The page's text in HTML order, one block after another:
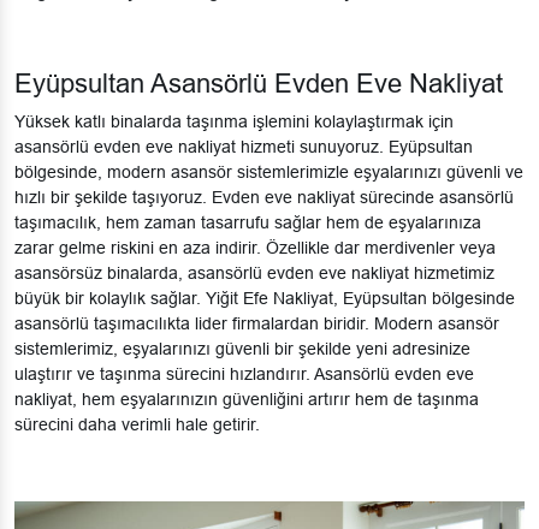
Eyüpsultan Asansörlü Evden Eve Nakliyat
Yüksek katlı binalarda taşınma işlemini kolaylaştırmak için
asansörlü evden eve nakliyat hizmeti sunuyoruz. Eyüpsultan
bölgesinde, modern asansör sistemlerimizle eşyalarınızı güvenli ve
hızlı bir şekilde taşıyoruz. Evden eve nakliyat sürecinde asansörlü
taşımacılık, hem zaman tasarrufu sağlar hem de eşyalarınıza
zarar gelme riskini en aza indirir. Özellikle dar merdivenler veya
asansörsüz binalarda, asansörlü evden eve nakliyat hizmetimiz
büyük bir kolaylık sağlar. Yiğit Efe Nakliyat, Eyüpsultan bölgesinde
asansörlü taşımacılıkta lider firmalardan biridir. Modern asansör
sistemlerimiz, eşyalarınızı güvenli bir şekilde yeni adresinize
ulaştırır ve taşınma sürecini hızlandırır. Asansörlü evden eve
nakliyat, hem eşyalarınızın güvenliğini artırır hem de taşınma
sürecini daha verimli hale getirir.